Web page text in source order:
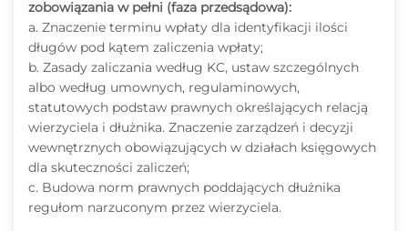
zobowiązania w pełni (faza przedsądowa):
a. Znaczenie terminu wpłaty dla identyfikacji ilości
długów pod kątem zaliczenia wpłaty;
b. Zasady zaliczania według KC, ustaw szczególnych
albo według umownych, regulaminowych,
statutowych podstaw prawnych określających relacją
wierzyciela i dłużnika. Znaczenie zarządzeń i decyzji
wewnętrznych obowiązujących w działach księgowych
dla skuteczności zaliczeń;
c. Budowa norm prawnych poddających dłużnika
regułom narzuconym przez wierzyciela.